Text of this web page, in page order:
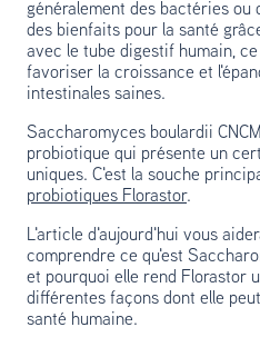
généralement des bactéries ou
des bienfaits pour la santé
avec le tube digestif humain,
favoriser la croissance et
intestinales saines.
Saccharomyces boulardii
probiotique qui présente un
uniques. C'est la souche
probiotiques Florastor.
L'article d'aujourd'hui vous
comprendre ce qu'est
et pourquoi elle rend Florastor
différentes façons dont elle
santé humaine.